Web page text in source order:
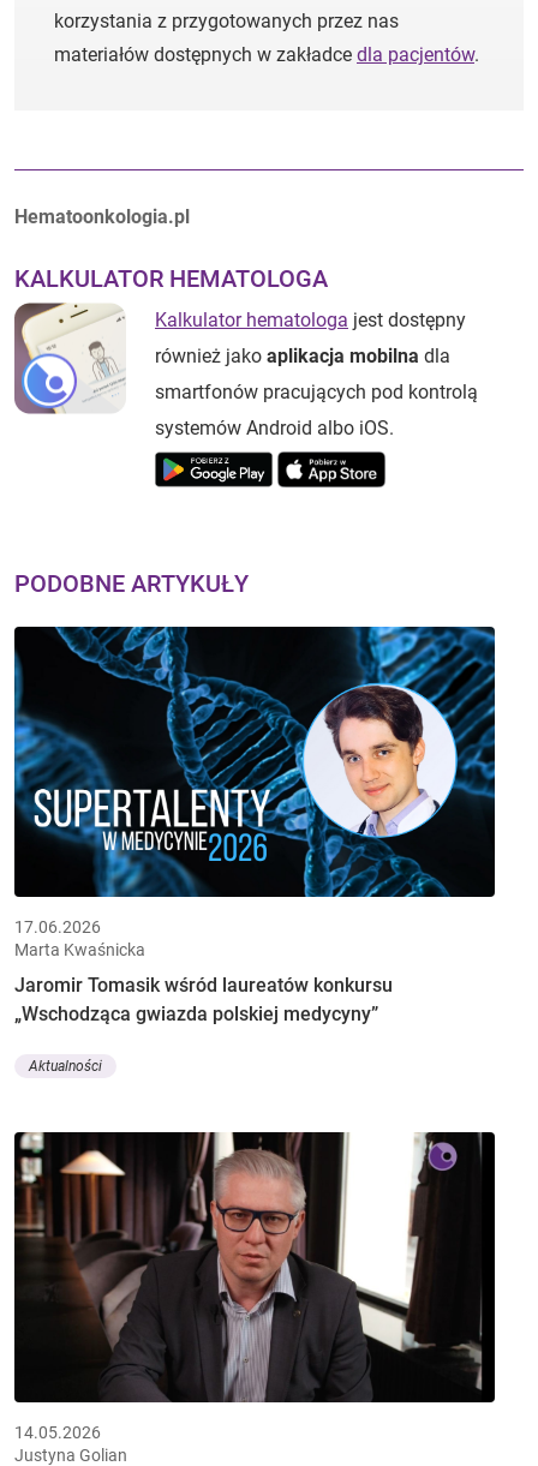
korzystania z przygotowanych przez nas
materiałów dostępnych w zakładce dla pacjentów.
Autorzy:
Hematoonkologia.pl
KALKULATOR HEMATOLOGA
Kalkulator hematologa jest dostępny
również jako aplikacja mobilna dla
smartfonów pracujących pod kontrolą
systemów Android albo iOS.
PODOBNE ARTYKUŁY
17.06.2026
Marta Kwaśnicka
Jaromir Tomasik wśród laureatów konkursu
„Wschodząca gwiazda polskiej medycyny”
Aktualności
14.05.2026
Justyna Golian